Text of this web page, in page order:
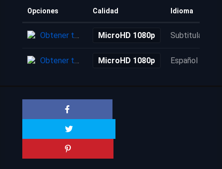
Opciones Calidad Idioma
Obtener torrent MicroHD 1080p Subtitulada
Obtener torrent MicroHD 1080p Español